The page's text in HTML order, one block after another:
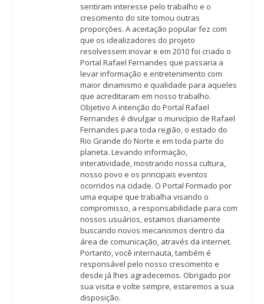
sentiram interesse pelo trabalho e o
crescimento do site tomou outras
proporções. A aceitação popular fez com
que os idealizadores do projeto
resolvessem inovar e em 2010 foi criado o
Portal Rafael Fernandes que passaria a
levar informação e entretenimento com
maior dinamismo e qualidade para aqueles
que acreditaram em nosso trabalho.
Objetivo A intenção do Portal Rafael
Fernandes é divulgar o município de Rafael
Fernandes para toda região, o estado do
Rio Grande do Norte e em toda parte do
planeta. Levando informação,
interatividade, mostrando nossa cultura,
nosso povo e os principais eventos
ocorridos na cidade. O Portal Formado por
uma equipe que trabalha visando o
compromisso, a responsabilidade para com
nossos usuários, estamos diariamente
buscando novos mecanismos dentro da
área de comunicação, através da internet.
Portanto, você internauta, também é
responsável pelo nosso crescimento e
desde já lhes agradecemos. Obrigado por
sua visita e volte sempre, estaremos a sua
disposição.